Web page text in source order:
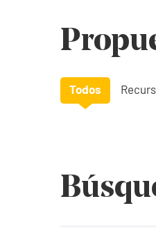
Todos